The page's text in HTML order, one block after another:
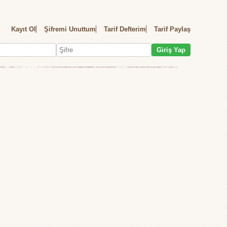
Kayıt Ol Şifremi Unuttum Tarif Defterim Tarif Paylaş
Giriş Yap